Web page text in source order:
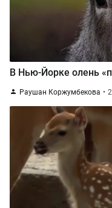
В Нью-Йорке олень
Раушан Коржумбекова